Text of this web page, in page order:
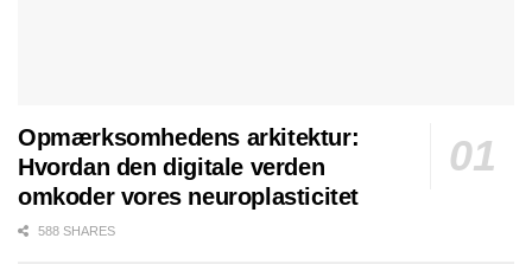
Opmærksomhedens arkitektur:
Hvordan den digitale verden
omkoder vores neuroplasticitet
588 SHARES